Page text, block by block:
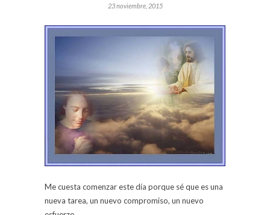
23 noviembre, 2015
Me cuesta comenzar este día porque sé que es una
nueva tarea, un nuevo compromiso, un nuevo